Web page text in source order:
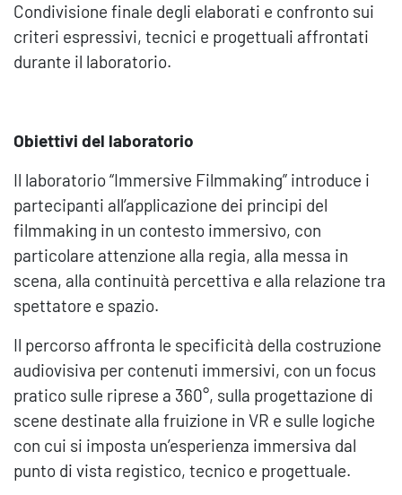
Condivisione finale degli elaborati e confronto sui
criteri espressivi, tecnici e progettuali affrontati
durante il laboratorio.
Obiettivi del laboratorio
Il laboratorio “Immersive Filmmaking” introduce i
partecipanti all’applicazione dei principi del
filmmaking in un contesto immersivo, con
particolare attenzione alla regia, alla messa in
scena, alla continuità percettiva e alla relazione tra
spettatore e spazio.
Il percorso affronta le specificità della costruzione
audiovisiva per contenuti immersivi, con un focus
pratico sulle riprese a 360°, sulla progettazione di
scene destinate alla fruizione in VR e sulle logiche
con cui si imposta un’esperienza immersiva dal
punto di vista registico, tecnico e progettuale.